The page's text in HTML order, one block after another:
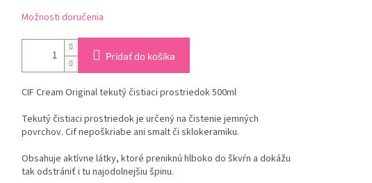
Možnosti doručenia
Pridať do košíka
CIF Cream Original tekutý čistiaci prostriedok 500ml
Tekutý čistiaci prostriedok je určený na čistenie jemných
povrchov. Cif nepoškriabe ani smalt či sklokeramiku.
Obsahuje aktívne látky, ktoré preniknú hlboko do škvŕn a dokážu
tak odstrániť i tu najodolnejšiu špinu.